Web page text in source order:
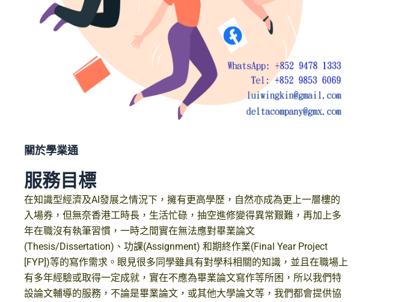
關於學業通
服務目標
在知識型經濟及AI發展之情況下，擁有更高學歷，自然亦成為更上一層樓的
入場券，但無奈香港工時長，生活忙碌，抽空進修變得異常艱難，再加上多
年在職沒有執筆習慣，一時之間實在無法應對畢業論文
(Thesis/Dissertation)、功課(Assignment) 和期終作業(Final Year Project
[FYP])等的寫作需求。眼見很多同學雖具有對學科相關的知識，並且在職場上
有多年經驗或取得一定成就，實在不應為畢業論文寫作等所困，所以我們特
設論文輔導的服務，不論是畢業論文，或其他大學論文等，我們都會提供協